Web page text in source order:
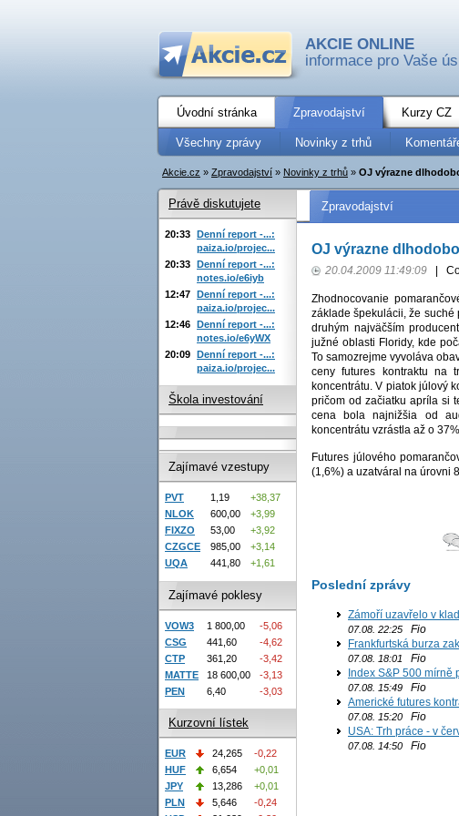
AKCIE ONLINE
informace pro Vaše
Úvodní stránka Zpravodajství Kurzy CZ
Všechny zprávy Novinky z trhů
Akcie.cz » Zpravodajství » Novinky z trhů » OJ výrazne
Zpravodajství
OJ výrazne
20.04.2009 11:49:09
Zhodnocovanie
základe špekulácii, že suché
druhým najväčším
južné oblasti Floridy, kde
To samozrejme vyvoláva
ceny futures kontraktu na
koncentrátu. V piatok júlový
pričom od začiatku apríla si
cena bola najnižšia od
koncentrátu vzrástla až o 37%.
Futures júlového
(1,6%) a uzatváral na úrovni
Poslední zprávy
Zámoří uzavřelo v
07.08. 22:25 Fio
Frankfurtská burza
07.08. 18:01
Fio
Index S&P 500 mírně
07.08. 15:49 Fio
Americké futures
07.08. 15:20 Fio
USA: Trh práce - v
07.08. 14:50 Fio
Právě diskutujete
20:33 Denní report -...:
paiza.io/projec...
20:33 Denní report -...:
notes.io/e6iyb
12:47 Denní report -...:
paiza.io/projec...
12:46 Denní report -...:
notes.io/e6yWX
20:09 Denní report -...:
paiza.io/projec...
Škola investování
Zajímavé vzestupy
PVT 1,19
+38,37
NLOK
600,00
+3,99
FIXZO
53,00
+3,92
CZGCE
985,00
+3,14
UQA
441,80 +1,61
Zajímavé poklesy
VOW3 1 800,00
-5,06
CSG
441,60
-4,62
CTP
361,20
-3,42
MATTE
18 600,00
-3,13
PEN
6,40 -3,03
Kurzovní lístek
EUR 24,265
-0,22
HUF
6,654
+0,01
JPY
13,286
+0,01
PLN
5,646
-0,24